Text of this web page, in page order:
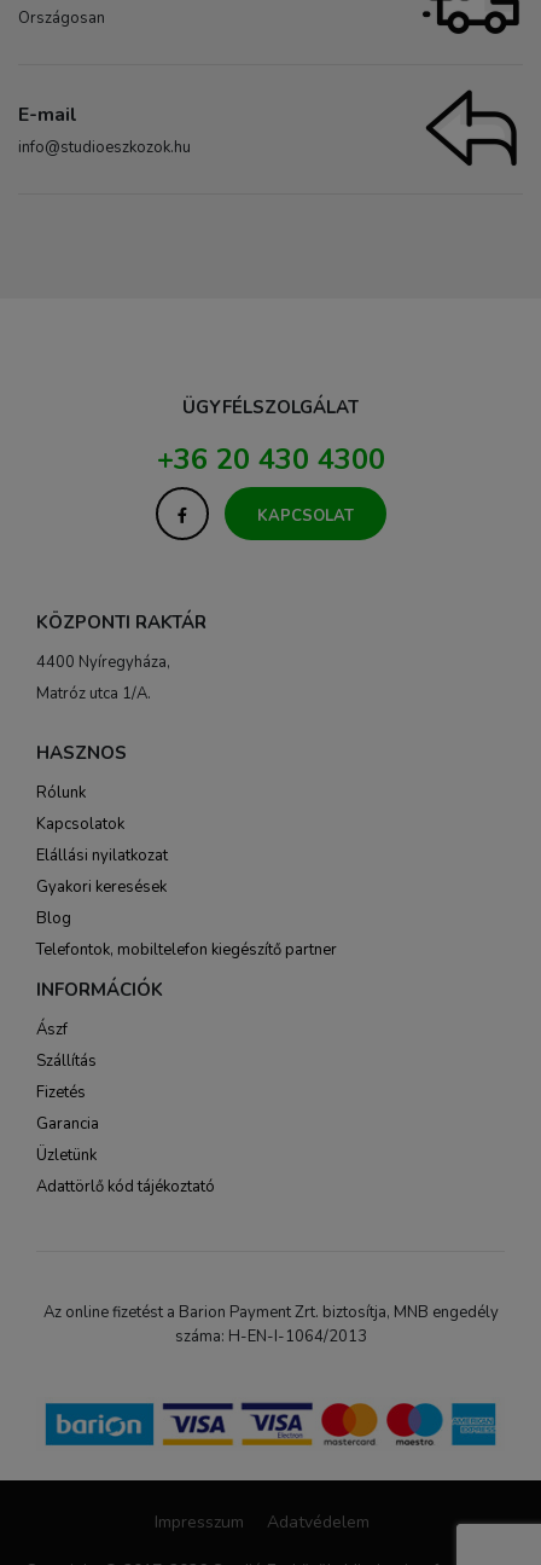
Országosan
E-mail
info@studioeszkozok.hu
ÜGYFÉLSZOLGÁLAT
+36 20 430 4300
KAPCSOLAT
KÖZPONTI RAKTÁR
4400 Nyíregyháza,
Matróz utca 1/A.
HASZNOS
Rólunk
Kapcsolatok
Elállási nyilatkozat
Gyakori keresések
Blog
Telefontok, mobiltelefon kiegészítő partner
INFORMÁCIÓK
Ászf
Szállítás
Fizetés
Garancia
Üzletünk
Adattörlő kód tájékoztató
Az online fizetést a Barion Payment Zrt. biztosítja, MNB engedély
száma: H-EN-I-1064/2013
Impresszum Adatvédelem